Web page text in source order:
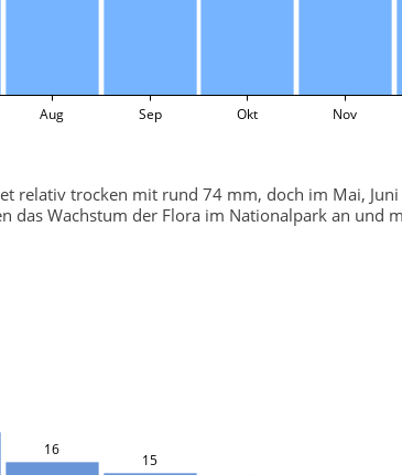
Aug Sep Okt Nov
relativ trocken mit rund 74 mm, doch im Mai,
das Wachstum der Flora im Nationalpark an und
16
15